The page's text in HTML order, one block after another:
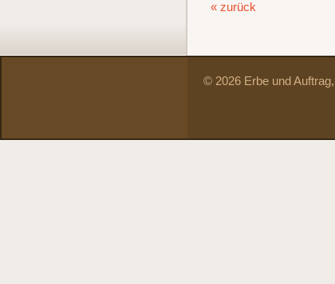
« zurück
© 2026 Erbe und Auftrag,